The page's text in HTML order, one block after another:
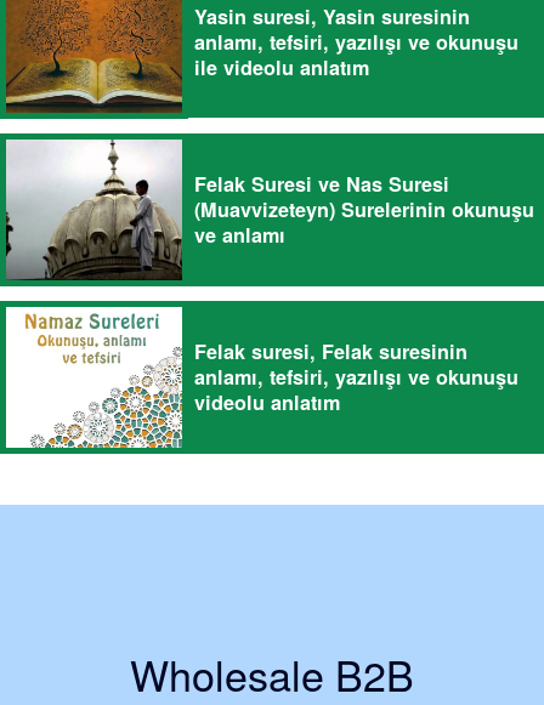
Yasin suresi, Yasin suresinin
anlamı, tefsiri, yazılışı ve okunuşu
ile videolu anlatım
Felak Suresi ve Nas Suresi
(Muavvizeteyn) Surelerinin okunuşu
ve anlamı
Felak suresi, Felak suresinin
anlamı, tefsiri, yazılışı ve okunuşu
videolu anlatım
Wholesale B2B